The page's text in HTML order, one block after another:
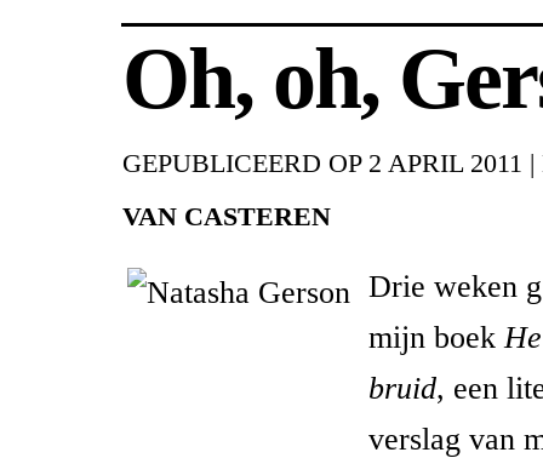
Oh, oh,
GEPUBLICEERD OP 2 APRIL 2011 |
VAN CASTEREN
Drie weken
mijn boek
bruid, een
verslag van